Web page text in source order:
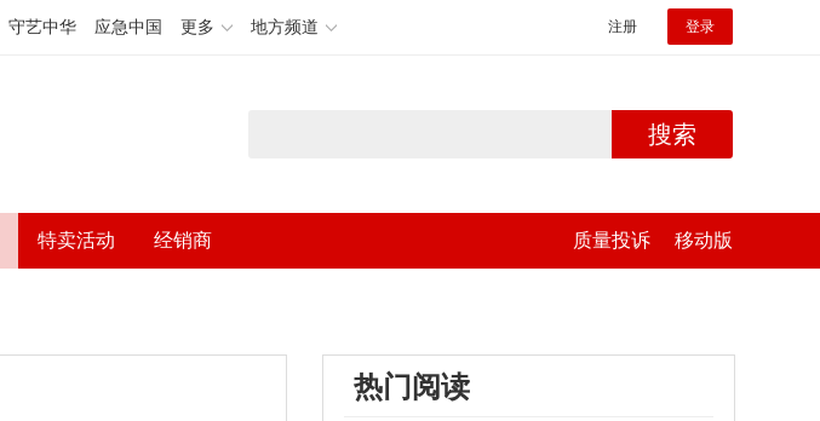
守艺中华 应急中国 更多 地方频道 注册 登录
搜索
特卖活动 经销商 质量投诉 移动版
热门阅读